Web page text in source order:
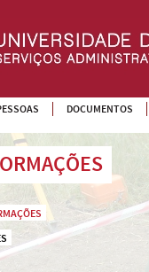
DOCUMENTOS